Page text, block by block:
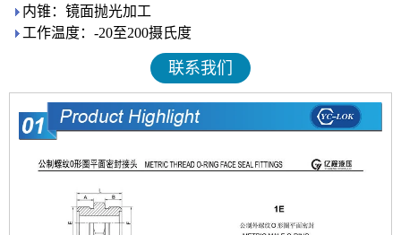
内锥：镜面抛光加工
工作温度：-20至200摄氏度
联系我们